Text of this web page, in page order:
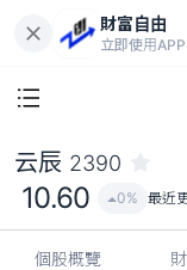
財富自由
立即使用
云辰 2390
10.60 0% 最近
個股概覽